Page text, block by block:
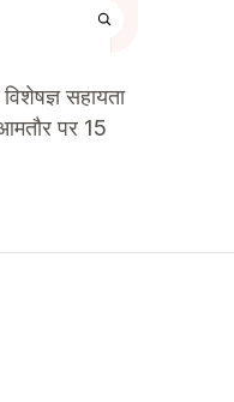
सहायता
पर 15